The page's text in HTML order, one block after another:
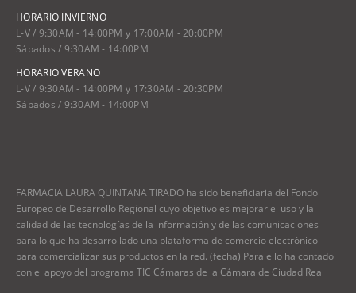
HORARIO INVIERNO
L-V / 9:30AM - 14:00PM y 17:00AM - 20:00PM
Sábados / 9:30AM - 14:00PM
HORARIO VERANO
L-V / 9:30AM - 14:00PM y 17:30AM - 20:30PM
Sábados / 9:30AM - 14:00PM
FARMACIA LAURA QUINTANA TIRADO ha sido beneficiaria del Fondo
Europeo de Desarrollo Regional cuyo objetivo es mejorar el uso y la
calidad de las tecnologías de la información y de las comunicaciones
para lo que ha desarrollado una plataforma de comercio electrónico
para comercializar sus productos en la red. (fecha) Para ello ha contado
con el apoyo del programa TIC Cámaras de la Cámara de Ciudad Real